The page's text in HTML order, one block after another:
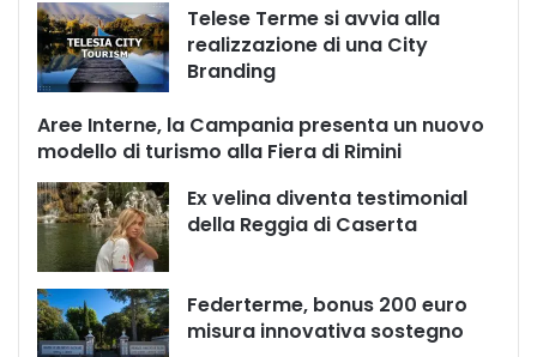
Telese Terme si avvia alla
realizzazione di una City
Branding
Aree Interne, la Campania presenta un nuovo
modello di turismo alla Fiera di Rimini
Ex velina diventa testimonial
della Reggia di Caserta
Federterme, bonus 200 euro
misura innovativa sostegno